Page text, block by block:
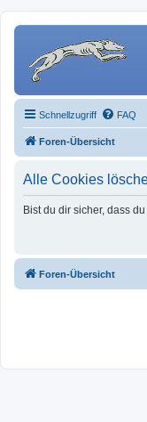
Schnellzugriff FAQ
Foren-Übersicht
Alle Cookies
Bist du dir sicher, dass
Foren-Übersicht